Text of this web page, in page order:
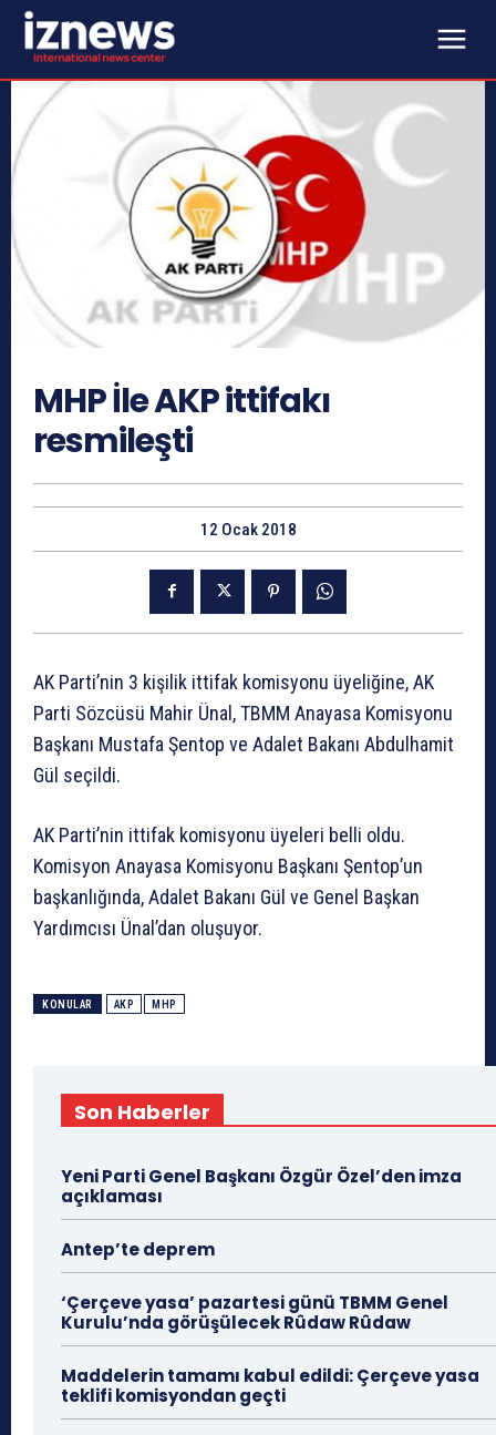
MHP İle AKP ittifakı
resmileşti
12 Ocak 2018
AK Parti’nin 3 kişilik ittifak komisyonu üyeliğine, AK
Parti Sözcüsü Mahir Ünal, TBMM Anayasa Komisyonu
Başkanı Mustafa Şentop ve Adalet Bakanı Abdulhamit
Gül seçildi.
AK Parti’nin ittifak komisyonu üyeleri belli oldu.
Komisyon Anayasa Komisyonu Başkanı Şentop’un
başkanlığında, Adalet Bakanı Gül ve Genel Başkan
Yardımcısı Ünal’dan oluşuyor.
KONULAR AKP MHP
Son Haberler
Yeni Parti Genel Başkanı Özgür Özel’den imza
açıklaması
Antep’te deprem
‘Çerçeve yasa’ pazartesi günü TBMM Genel
Kurulu’nda görüşülecek Rûdaw Rûdaw
Maddelerin tamamı kabul edildi: Çerçeve yasa
teklifi komisyondan geçti